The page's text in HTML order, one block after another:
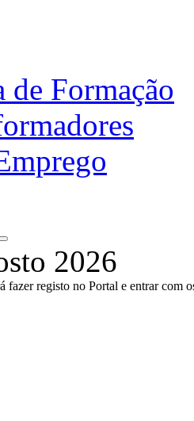
de Formação
2026
fazer registo no Portal e entrar com